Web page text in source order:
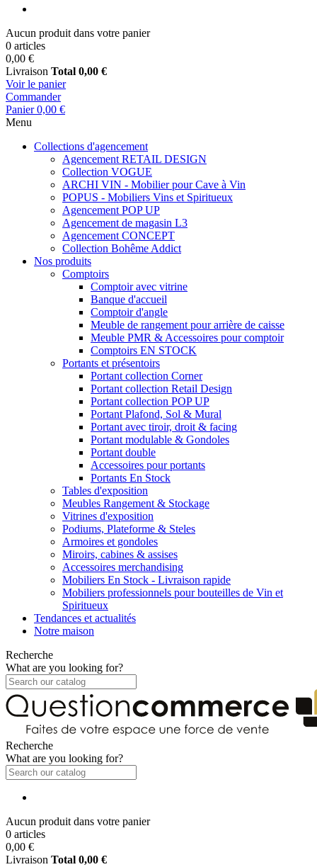
Aucun produit dans votre panier
0 articles
0,00 €
Livraison Total 0,00 €
Voir le panier
Commander
Panier 0,00 €
Menu
Collections d'agencement
Agencement RETAIL DESIGN
Collection VOGUE
ARCHI VIN - Mobilier pour Cave à Vin
POPUS - Mobiliers Vins et Spiritueux
Agencement POP UP
Agencement de magasin L3
Agencement CONCEPT
Collection Bohême Addict
Nos produits
Comptoirs
Comptoir avec vitrine
Banque d'accueil
Comptoir d'angle
Meuble de rangement pour arrière de caisse
Meuble PMR & Accessoires pour comptoir
Comptoirs EN STOCK
Portants et présentoirs
Portant collection Corner
Portant collection Retail Design
Portant collection POP UP
Portant Plafond, Sol & Mural
Portant avec tiroir, droit & facing
Portant modulable & Gondoles
Portant double
Accessoires pour portants
Portants En Stock
Tables d'exposition
Meubles Rangement & Stockage
Vitrines d'exposition
Podiums, Plateforme & Steles
Armoires et gondoles
Miroirs, cabines & assises
Accessoires merchandising
Mobiliers En Stock - Livraison rapide
Mobiliers professionnels pour bouteilles de Vin et
Spiritueux
Tendances et actualités
Notre maison
Recherche
What are you looking for?
Recherche
What are you looking for?
Aucun produit dans votre panier
0 articles
0,00 €
Livraison Total 0,00 €